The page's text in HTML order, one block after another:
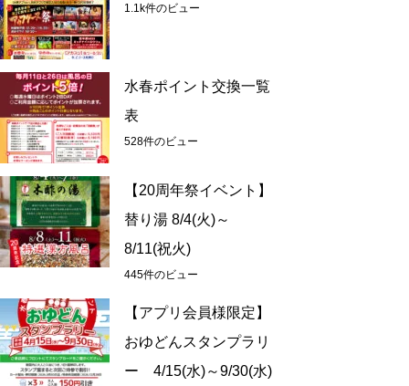
1.1k件のビュー
水春ポイント交換一覧
表
528件のビュー
【20周年祭イベント】
替り湯 8/4(火)～
8/11(祝火)
445件のビュー
【アプリ会員様限定】
おゆどんスタンプラリ
ー 4/15(水)～9/30(水)